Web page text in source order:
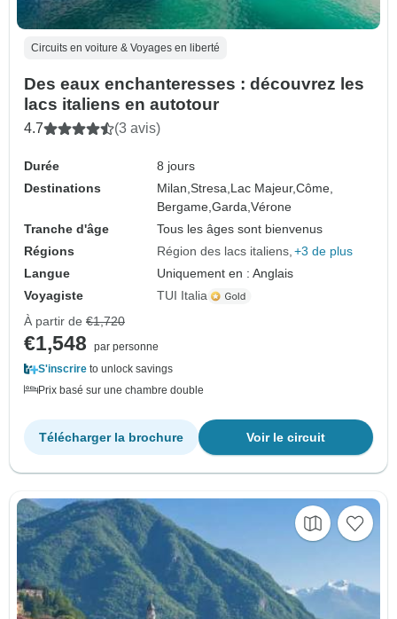
Circuits en voiture & Voyages en liberté
Des eaux enchanteresses : découvrez les
lacs italiens en autotour
4.7 (3 avis)
Durée
8 jours
Destinations
Milan,Stresa, Lac Majeur,Côme,
Bergame,Garda,Vérone
Tranche d'âge
Tous les âges sont bienvenus
Régions
Région des lacs italiens +3 de plus
Langue
Uniquement en : Anglais
Voyagiste
TUI Italia
À partir de €1,720
€1,548
par personne
S'inscrire to unlock savings
Prix basé sur une chambre double
Voir le circuit
Télécharger la brochure